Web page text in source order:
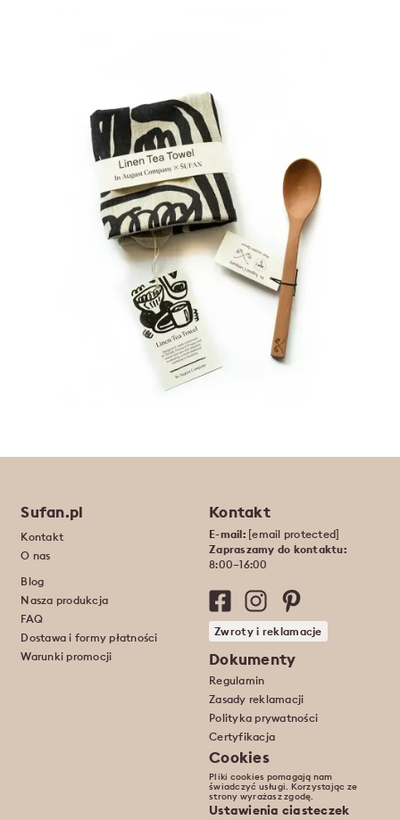
Sufan.pl
Kontakt
O nas
Blog
Nasza produkcja
FAQ
Dostawa i formy płatności
Warunki promocji
Kontakt
E-mail: [email protected]
Zapraszamy do kontaktu:
8:00–16:00
Zwroty i reklamacje
Dokumenty
Regulamin
Zasady reklamacji
Polityka prywatności
Certyfikacja
Cookies
Pliki cookies pomagają nam
świadczyć usługi. Korzystając ze
strony wyrażasz zgodę.
Ustawienia ciasteczek